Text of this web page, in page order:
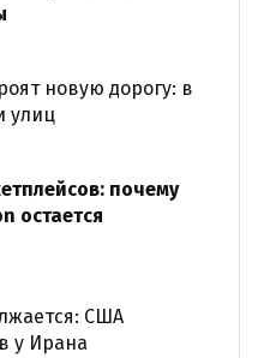
новую дорогу: в
улиц
почему
остается
США
у Ирана